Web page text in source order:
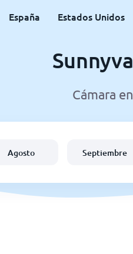
España Estados Unidos
Cámara
Agosto Septiembre